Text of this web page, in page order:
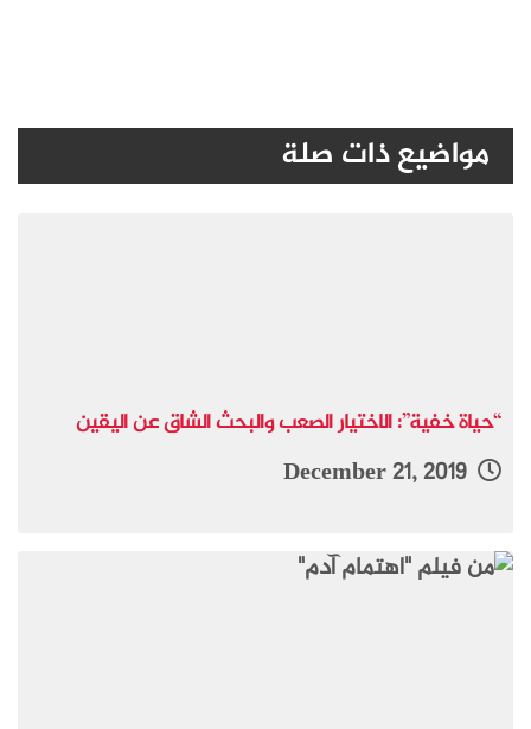
مواضيع ذات صلة
“حياة خفية”: الاختيار الصعب والبحث الشاق عن اليقين
December 21, 2019